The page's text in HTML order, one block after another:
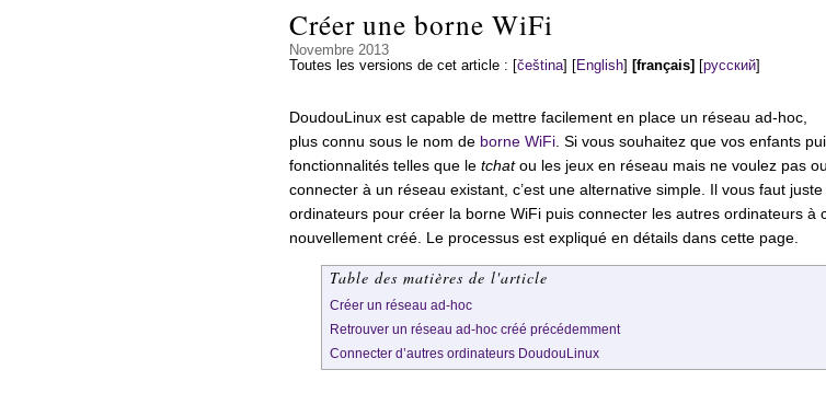
Créer une borne WiFi
Novembre 2013
Toutes les versions de cet article :
čeština] English] [français] русский]
DoudouLinux est capable de mettre facilement en place un réseau ad-hoc,
plus connu sous le nom de borne WiFi. Si vous souhaitez que vos enfants
fonctionnalités telles que le tchatou les jeux en réseau mais ne voulez pas
connecter à un réseau existant, c’est une alternative simple. Il vous faut
ordinateurs pour créer la borne WiFi puis connecter les autres ordinateurs à
nouvellement créé. Le processus est expliqué en détails dans cette page.
Table des matières de l'article
Créer un réseau ad-hoc
Retrouver un réseau ad-hoc créé précédemment
Connecter d’autres ordinateurs DoudouLinux